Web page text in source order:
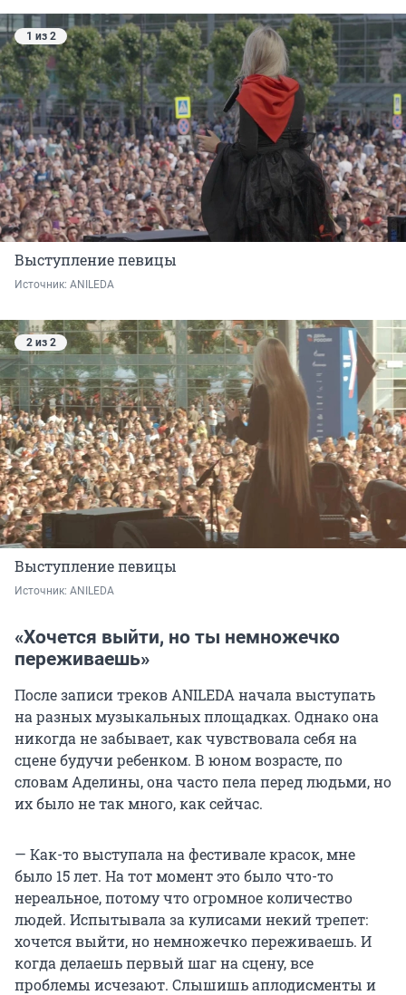
1 из 2
Выступление певицы
Источник: ANILEDA
2 из 2
Выступление певицы
Источник: ANILEDA
«Хочется выйти, но ты немножечко
переживаешь»
После записи треков ANILEDA начала выступать
на разных музыкальных площадках. Однако она
никогда не забывает, как чувствовала себя на
сцене будучи ребенком. В юном возрасте, по
словам Аделины, она часто пела перед людьми, но
их было не так много, как сейчас.
— Как-то выступала на фестивале красок, мне
было 15 лет. На тот момент это было что-то
нереальное, потому что огромное количество
людей. Испытывала за кулисами некий трепет:
хочется выйти, но немножечко переживаешь. И
когда делаешь первый шаг на сцену, все
проблемы исчезают. Слышишь аплодисменты и